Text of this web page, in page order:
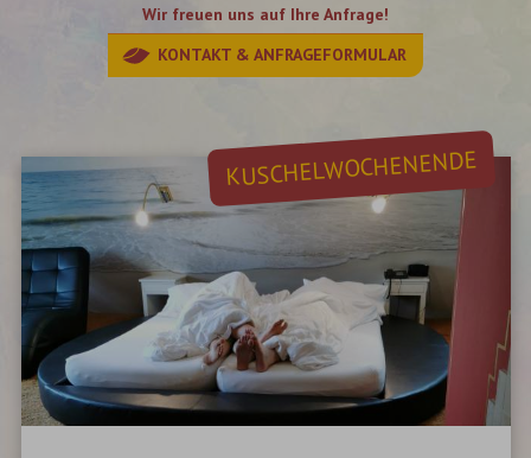
Wir freuen uns auf Ihre Anfrage!
KONTAKT & ANFRAGEFORMULAR
KUSCHELWOCHENENDE